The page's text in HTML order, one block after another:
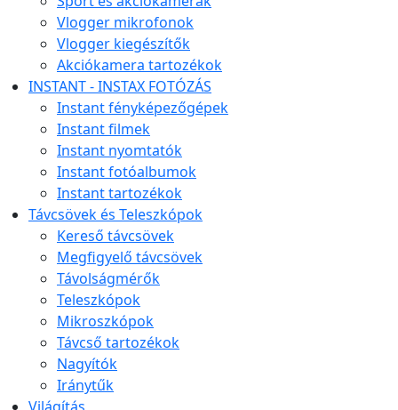
Vlogger mikrofonok
Vlogger kiegészítők
Akciókamera tartozékok
INSTANT - INSTAX FOTÓZÁS
Instant fényképezőgépek
Instant filmek
Instant nyomtatók
Instant fotóalbumok
Instant tartozékok
Távcsövek és Teleszkópok
Kereső távcsövek
Megfigyelő távcsövek
Távolságmérők
Teleszkópok
Mikroszkópok
Távcső tartozékok
Nagyítók
Iránytűk